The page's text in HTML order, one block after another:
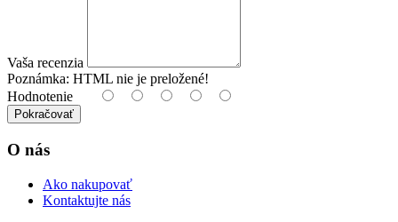
Vaša recenzia
Poznámka: HTML nie je preložené!
Hodnotenie
Pokračovať
O nás
Ako nakupovať
Kontaktujte nás